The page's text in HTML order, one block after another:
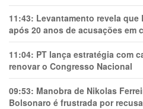
11:43: Levantamento revela
após 20 anos de acusações em
11:04: PT lança estratégia com
renovar o Congresso Nacional
09:53: Manobra de Nikolas
Bolsonaro é frustrada por